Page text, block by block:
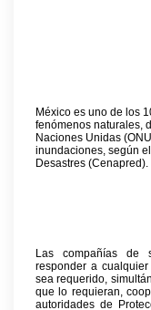
México es uno de los
fenómenos naturales,
Naciones Unidas
inundaciones, según
Desastres (Cenapred).
Las compañías de
responder a
sea requerido,
que lo requieran,
autoridades de